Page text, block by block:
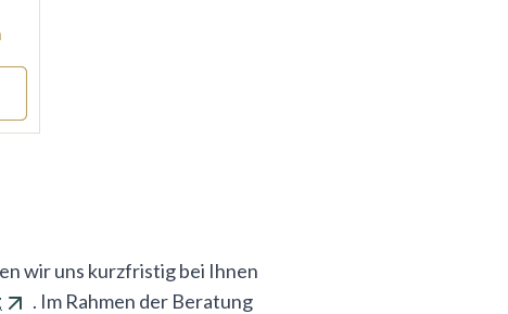
wir uns kurzfristig bei Ihnen
. Im Rahmen der Beratung